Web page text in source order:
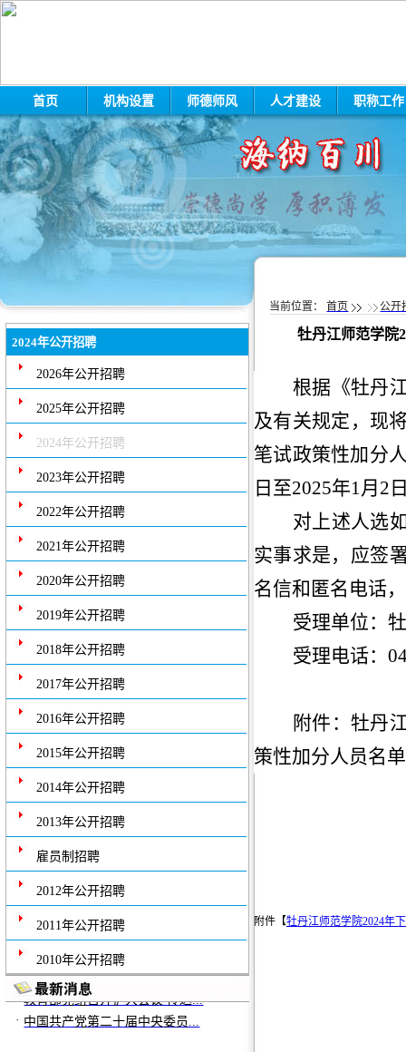
首页 机构设置 师德师风 人才建设 职称工
当前位置：首页 公开
2024年公开招聘
2026年公开招聘
2025年公开招聘
2024年公开招聘
2023年公开招聘
2022年公开招聘
2021年公开招聘
2020年公开招聘
2019年公开招聘
2018年公开招聘
2017年公开招聘
2016年公开招聘
2015年公开招聘
2014年公开招聘
2013年公开招聘
雇员制招聘
2012年公开招聘
2011年公开招聘
2010年公开招聘
省委常委会召开扩大会议 传达...
· 教育部党组召开扩大会议 传达...
中国共产党第二十届中央委员...
牡丹江师范学院
根据《牡丹
及有关规定，现
笔试政策性加分
日至2025年1月 2
对上述人选
实事求是，应签
名信和匿名电话
受理单位：
受理电话： 0
附件： 牡丹
策性加分人员名单
附件【牡丹江师范学院2024年